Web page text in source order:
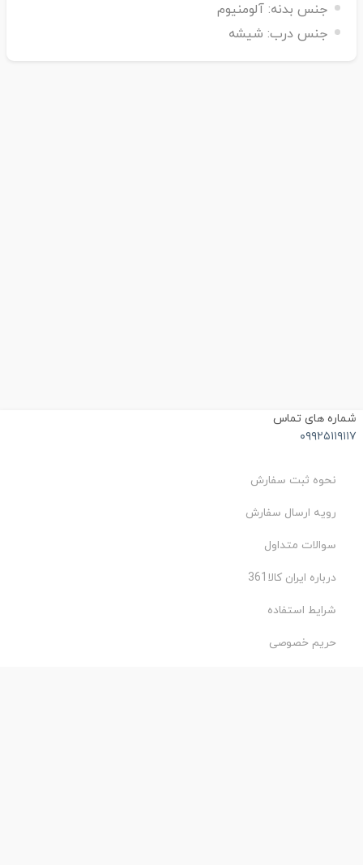
جنس بدنه: آلومنیوم
جنس درب: شیشه
های تماس
نحوه ثبت سفارش
رویه ارسال سفارش
سوالات متداول
درباره ایران کالا361
شرایط استفاده
حریم خصوصی